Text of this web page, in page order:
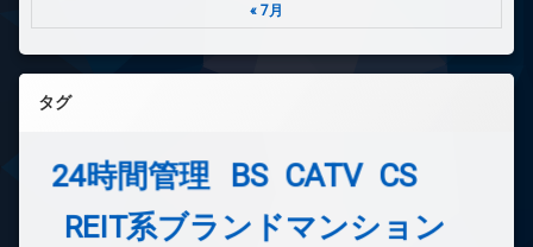
« 7月
タグ
24時間管理 BS CATV CS
REIT系ブランドマンション